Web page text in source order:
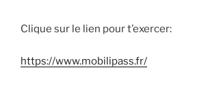
Clique sur le lien pour t’exercer:
https://www.mobilipass.fr/